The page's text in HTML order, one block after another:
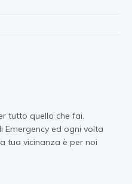
tutto quello che fai.
Emergency ed ogni volta
tua vicinanza è per noi